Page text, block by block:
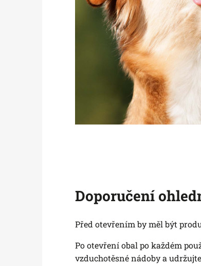
Doporučení
Před otevřením by měl být
Po otevření obal po každém
vzduchotěsné nádoby a